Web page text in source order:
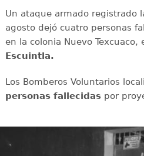
Un ataque armado registrado
agosto dejó cuatro personas
en la colonia Nuevo Texcuaco,
Escuintla.
Los Bomberos Voluntarios
personas fallecidaspor